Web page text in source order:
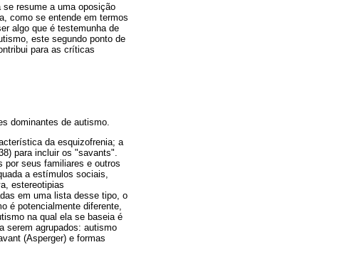
se resume a uma oposição
como se entende em termos
algo que é testemunha de
este segundo ponto de
para as críticas
dominantes de autismo.
da esquizofrenia; a
para incluir os "savants".
por seus familiares e outros
a estímulos sociais,
estereotipias
em uma lista desse tipo, o
é potencialmente diferente,
na qual ela se baseia é
serem agrupados: autismo
(Asperger) e formas